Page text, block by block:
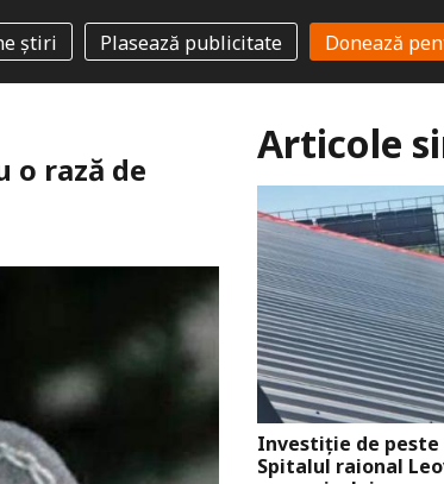
știri Plasează publicitate Donează
o rază de
Articole
Investiție de peste
Spitalul raional